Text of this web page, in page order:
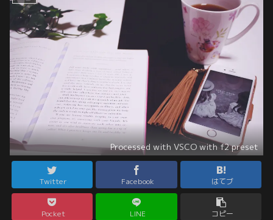
Processed with VSCO with f2 preset
Twitter Facebook はてブ
Pocket LINE コピー